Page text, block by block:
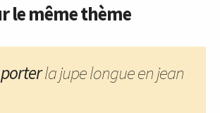
le même thème
la jupe longue en jean